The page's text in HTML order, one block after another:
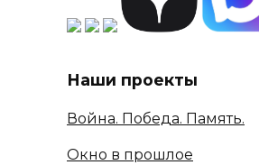
Наши проекты
Война. Победа. Память.
Окно в прошлое